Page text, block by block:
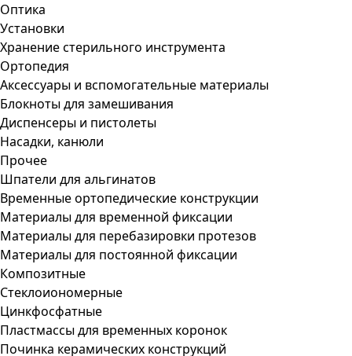
Оптика
Установки
Хранение стерильного инструмента
Ортопедия
Аксессуары и вспомогательные материалы
Блокноты для замешивания
Диспенсеры и пистолеты
Насадки, канюли
Прочее
Шпатели для альгинатов
Временные ортопедические конструкции
Материалы для временной фиксации
Материалы для перебазировки протезов
Материалы для постоянной фиксации
Композитные
Стеклоиономерные
Цинкфосфатные
Пластмассы для временных коронок
Починка керамических конструкций